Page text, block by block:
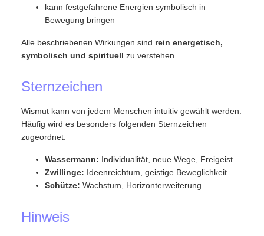
kann festgefahrene Energien symbolisch in
Bewegung bringen
Alle beschriebenen Wirkungen sind rein energetisch,
symbolisch und spirituell zu verstehen.
Sternzeichen
Wismut kann von jedem Menschen intuitiv gewählt werden.
Häufig wird es besonders folgenden Sternzeichen
zugeordnet:
Wassermann: Individualität, neue Wege, Freigeist
Zwillinge: Ideenreichtum, geistige Beweglichkeit
Schütze: Wachstum, Horizonterweiterung
Hinweis